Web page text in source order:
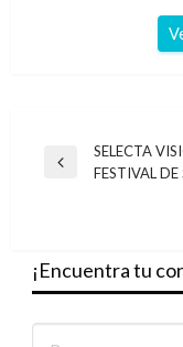
Navegación
Entrada
SELECTA
FESTIVAL
¡Encuentra tu